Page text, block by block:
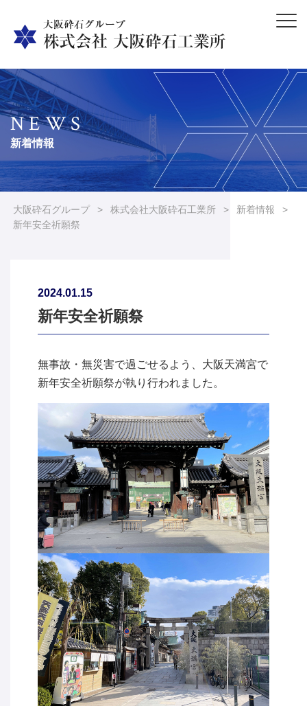
NEWS
新着情報
大阪砕石グループ > 株式会社大阪砕石工業所 > 新着情報
>
新年安全祈願祭
2024.01.15
新年安全祈願祭
無事故・無災害で過ごせるよう、大阪天満宮で
新年安全祈願祭が執り行われました。